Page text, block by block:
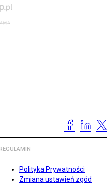
REGULAMIN
Polityka Prywatności
Zmiana ustawień zgód